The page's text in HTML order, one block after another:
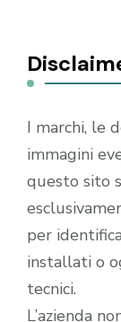
I marchi, le
immagini
questo sito
per
installati o
tecnici.
L’azienda